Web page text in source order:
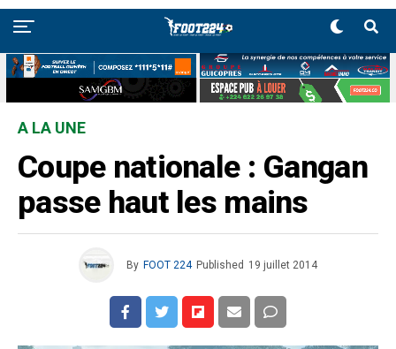
A LA UNE
Coupe nationale : Gangan
passe haut les mains
By FOOT 224 Published 19 juillet 2014